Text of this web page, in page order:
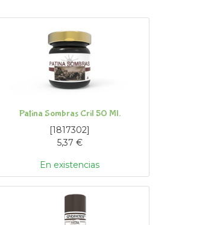
Patina Sombras Cril 50 Ml.
[1817302]
5,37 €
En existencias